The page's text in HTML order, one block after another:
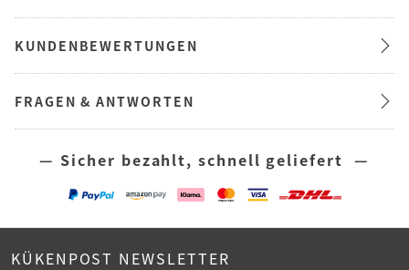
KUNDENBEWERTUNGEN
FRAGEN & ANTWORTEN
— Sicher bezahlt, schnell geliefert —
KÜKENPOST NEWSLETTER